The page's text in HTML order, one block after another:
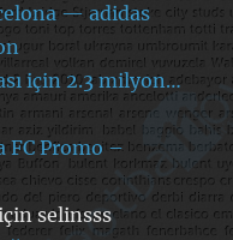
— adidas
için 2.3 milyon…
FC Promo –
selinsss